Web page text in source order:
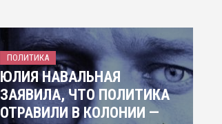
ПОЛИТИКА
ЮЛИЯ НАВАЛЬНАЯ
ЗАЯВИЛА, ЧТО ПОЛИТИКА
ОТРАВИЛИ В КОЛОНИИ —